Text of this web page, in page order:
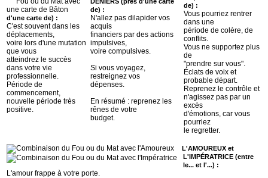
d'une carte de) :
C'est souvent dans les
déplacements,
voire lors d'une mutation
que vous
atteindrez le succès
dans votre vie
professionnelle.
Période de
commencement,
nouvelle période très
positive.
de) :
N'allez pas dilapider vos
acquis
financiers par des actions
impulsives,
voire compulsives.
Si vous voyagez,
restreignez vos
dépenses.
En résumé : reprenez les
rênes de votre
budget.
de) :
Vous pourriez rentrer
dans une
période de colère, de
conflits.
Vous ne supportez plus
de
"prendre sur vous".
Éclats de voix et
probable départ.
Reprenez le contrôle et
n'agissez pas par un
excès
d'émotions, car vous
pourriez
le regretter.
L'AMOUREUX et
L'IMPÉRATRICE (entre
le... et l'...) :
L'amour frappe à votre porte.